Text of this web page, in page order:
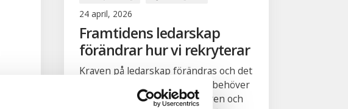
24 april, 2026
Framtidens ledarskap
förändrar hur vi rekryterar
Kraven på ledarskap förändras och det
gör också hur organisationer behöver
rekrytera. För Hendrik Dahlgren och